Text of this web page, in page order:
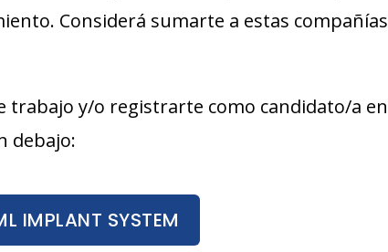
Considerá sumarte a estas compañías
trabajo y/o registrarte como candidato/a en
debajo:
IMPLANT SYSTEM